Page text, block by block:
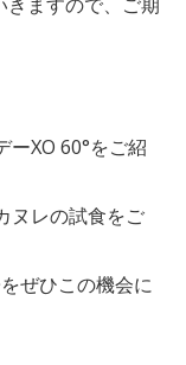
きますので、ご期
ーXO 60°をご紹
ヌレの試食をご
ぜひこの機会に